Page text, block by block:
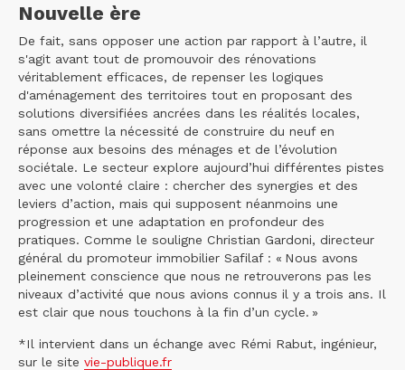
Nouvelle ère
De fait, sans opposer une action par rapport à l’autre, il
s'agit avant tout de promouvoir des rénovations
véritablement efficaces, de repenser les logiques
d'aménagement des territoires tout en proposant des
solutions diversifiées ancrées dans les réalités locales,
sans omettre la nécessité de construire du neuf en
réponse aux besoins des ménages et de l’évolution
sociétale. Le secteur explore aujourd’hui différentes pistes
avec une volonté claire : chercher des synergies et des
leviers d’action, mais qui supposent néanmoins une
progression et une adaptation en profondeur des
pratiques. Comme le souligne Christian Gardoni, directeur
général du promoteur immobilier Safilaf : « Nous avons
pleinement conscience que nous ne retrouverons pas les
niveaux d’activité que nous avions connus il y a trois ans. Il
est clair que nous touchons à la fin d’un cycle. »
*Il intervient dans un échange avec Rémi Rabut, ingénieur,
sur le site vie-publique.fr